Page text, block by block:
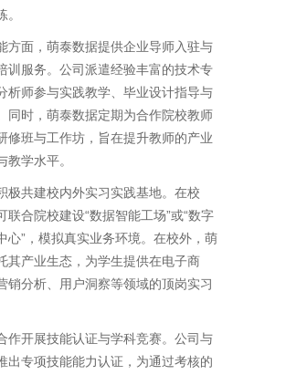
方面，萌泰数据提供企业导师入驻与
训服务。公司派遣经验丰富的技术专
析师参与实践教学、毕业设计指导与
同时，萌泰数据定期为合作院校教师
修班与工作坊，旨在提升教师的产业
教学水平。
极共建校内外实习实践基地。在校
联合院校建设“数据智能工场”或“数字
心”，模拟真实业务环境。在校外，萌
其产业生态，为学生提供在电子商
销分析、用户洞察等领域的顶岗实习
作开展技能认证与学科竞赛。公司与
出专项技能能力认证，为通过考核的